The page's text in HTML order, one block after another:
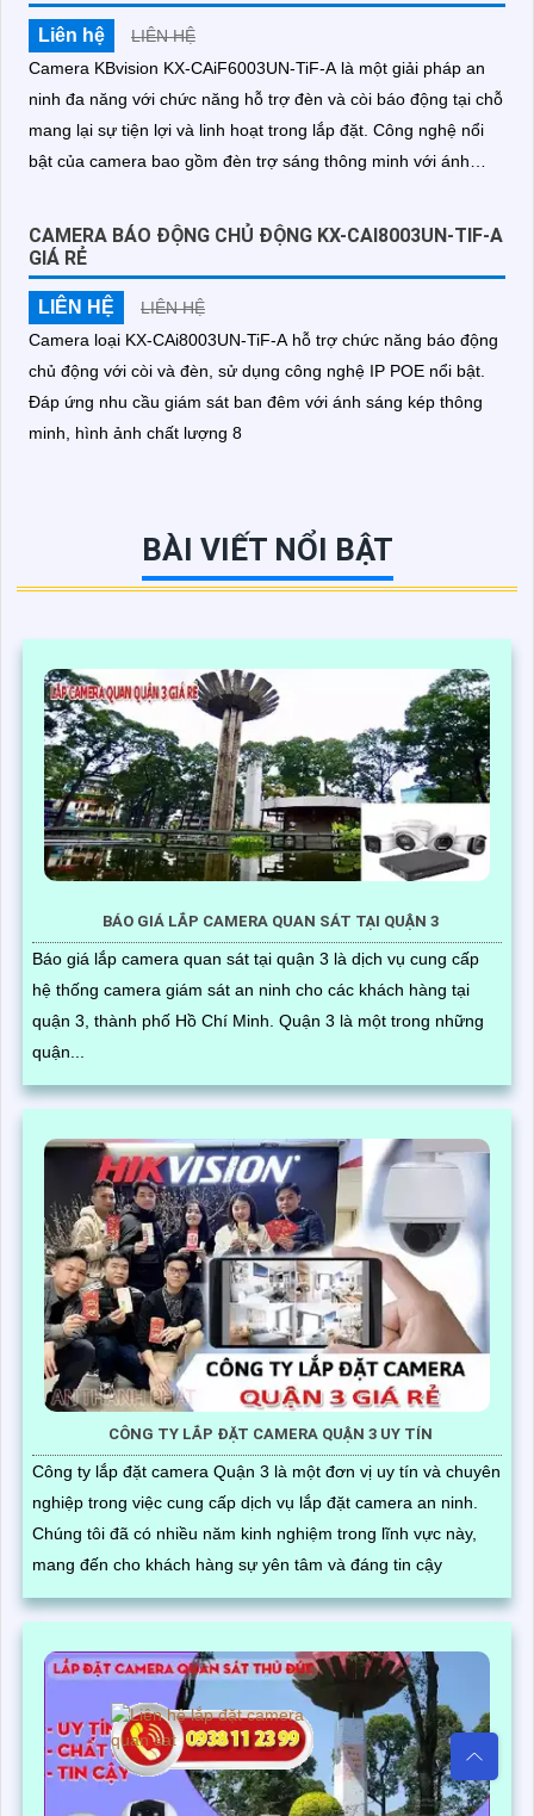
Liên hệ
LIÊN HỆ
Camera KBvision KX-CAiF6003UN-TiF-A là một giải pháp an
ninh đa năng với chức năng hỗ trợ đèn và còi báo động tại chỗ
mang lại sự tiện lợi và linh hoạt trong lắp đặt. Công nghệ nổi
bật của camera bao gồm đèn trợ sáng thông minh với ánh
sáng mà vẫn cho hình ảnh rõ như ban ngày
CAMERA BÁO ĐỘNG CHỦ ĐỘNG KX-CAI8003UN-TIF-A
GIÁ RẺ
LIÊN HỆ
LIÊN HỆ
Camera loại KX-CAi8003UN-TiF-A hỗ trợ chức năng báo động
chủ động với còi và đèn, sử dụng công nghệ IP POE nổi bật.
Đáp ứng nhu cầu giám sát ban đêm với ánh sáng kép thông
minh, hình ảnh chất lượng 8
BÀI VIẾT NỔI BẬT
BÁO GIÁ LẮP CAMERA QUAN SÁT TẠI QUẬN 3
Báo giá lắp camera quan sát tại quận 3 là dịch vụ cung cấp
hệ thống camera giám sát an ninh cho các khách hàng tại
quận 3, thành phố Hồ Chí Minh. Quận 3 là một trong những
quận...
CÔNG TY LẮP ĐẶT CAMERA QUẬN 3 UY TÍN
Công ty lắp đặt camera Quận 3 là một đơn vị uy tín và chuyên
nghiệp trong việc cung cấp dịch vụ lắp đặt camera an ninh.
Chúng tôi đã có nhiều năm kinh nghiệm trong lĩnh vực này,
mang đến cho khách hàng sự yên tâm và đáng tin cậy